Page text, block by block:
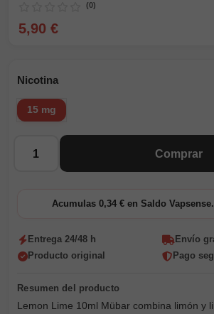
(0)
5,90 €
Nicotina
15 mg
Comprar
Acumulas 0,34 € en Saldo Vapsense.
Entrega 24/48 h
Envío
Producto original
Pago
Lemon Lime 10ml Mübar combina limón y